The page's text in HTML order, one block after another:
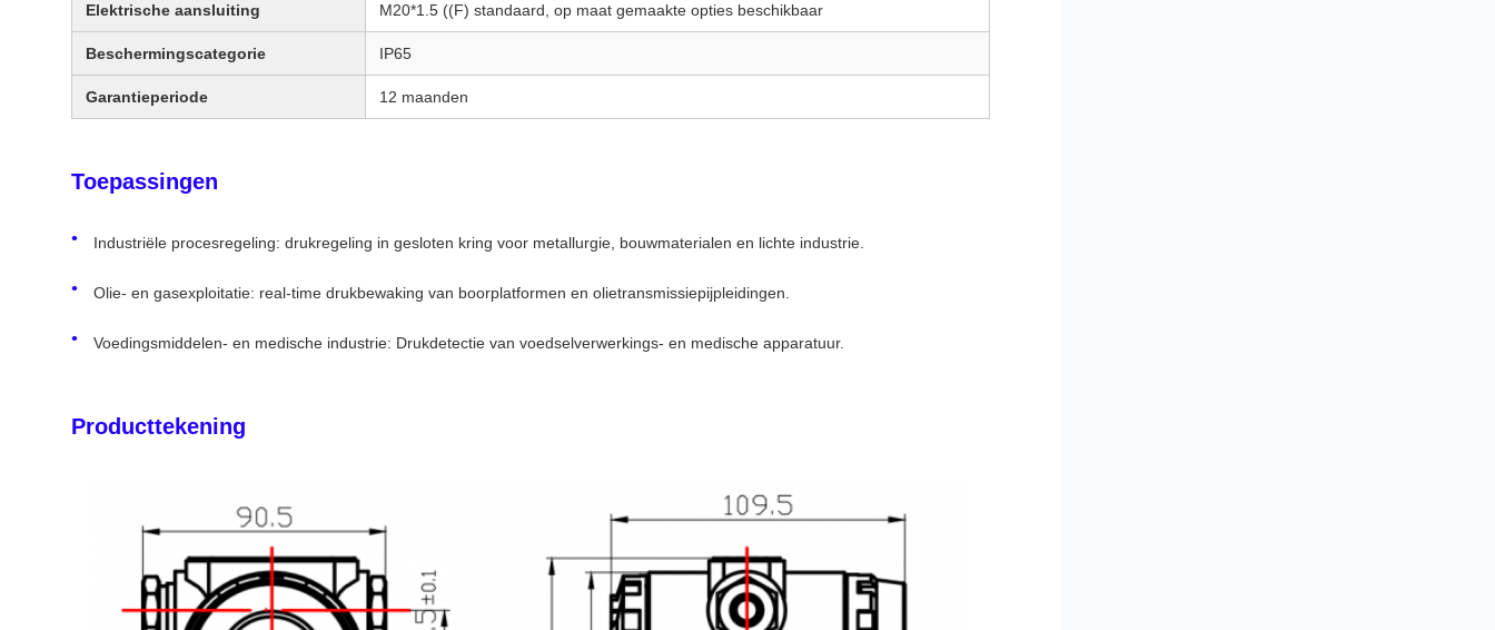
Elektrische aansluiting M20*1.5 ((F) standaard, op maat gemaakte opties beschikbaar
Beschermingscategorie IP65
Garantieperiode 12 maanden
Toepassingen
Industriële procesregeling: drukregeling in gesloten kring voor metallurgie, bouwmaterialen en lichte industrie.
Olie- en gasexploitatie: real-time drukbewaking van boorplatformen en olietransmissiepijpleidingen.
Voedingsmiddelen- en medische industrie: Drukdetectie van voedselverwerkings- en medische apparatuur.
Producttekening